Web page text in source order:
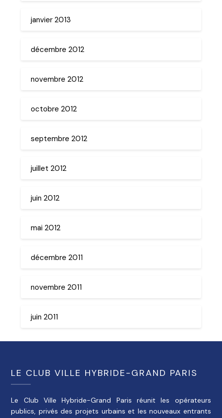
janvier 2013
décembre 2012
novembre 2012
octobre 2012
septembre 2012
juillet 2012
juin 2012
mai 2012
décembre 2011
novembre 2011
juin 2011
LE CLUB VILLE HYBRIDE-GRAND PARIS
Le Club Ville Hybride-Grand Paris réunit les opérateurs
publics, privés des projets urbains et les nouveaux entrants